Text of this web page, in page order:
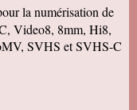
remercie
vous avez
travail.
la numérisation de
Video8, 8mm, Hi8,
SVHS et SVHS-C